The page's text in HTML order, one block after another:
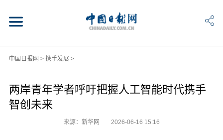
中国日报网 > 携手发展>
两岸青年学者呼吁把握人工智能时代携手
智创未来
来源：新华网 2026-06-16 15:16